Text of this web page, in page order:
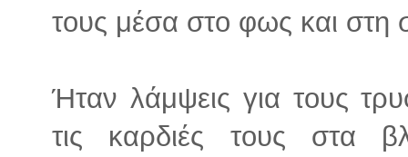
τους μέσα στο φως και στη
Ήταν λάμψεις για τους
τις καρδιές τους στα